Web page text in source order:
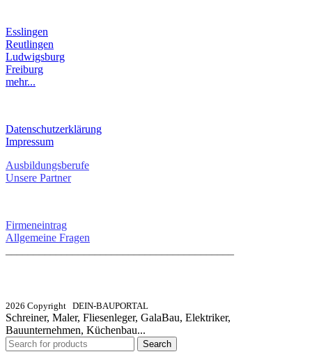
Esslingen
Reutlingen
Ludwigsburg
Freiburg
mehr...
Datenschutzerklärung
Impressum
Ausbildungsberufe
Unsere Partner
Firmeneintrag
Allgemeine Fragen
2026 Copyright DEIN-BAUPORTAL
Schreiner, Maler, Fliesenleger, GalaBau, Elektriker,
Bauunternehmen, Küchenbau...
Search